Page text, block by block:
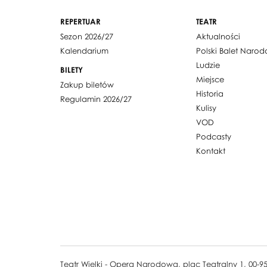
REPERTUAR
Sezon 2026/27
Kalendarium
BILETY
Zakup biletów
Regulamin 2026/27
TEATR
Aktualności
Polski Balet
Ludzie
Miejsce
Historia
Kulisy
VOD
Podcasty
Kontakt
Teatr Wielki - Opera Narodowa, plac Teatralny 1, 00-